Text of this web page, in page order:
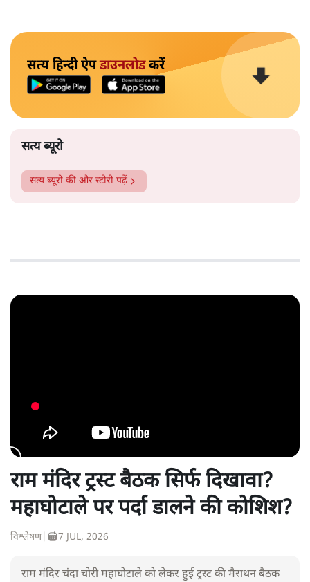
सत्य हिन्दी ऐपडाउनलोडकरें
सत्य ब्यूरो
सत्य ब्यूरो की और स्टोरी पढ़ें
राम मंदिर ट्रस्ट बैठक सिर्फ दिखावा?
महाघोटाले पर पर्दा डालने की कोशिश?
विश्लेषण| 7 JUL, 2026
राम मंदिर चंदा चोरी महाघोटाले को लेकर हुई ट्रस्ट की मैराथन बैठक